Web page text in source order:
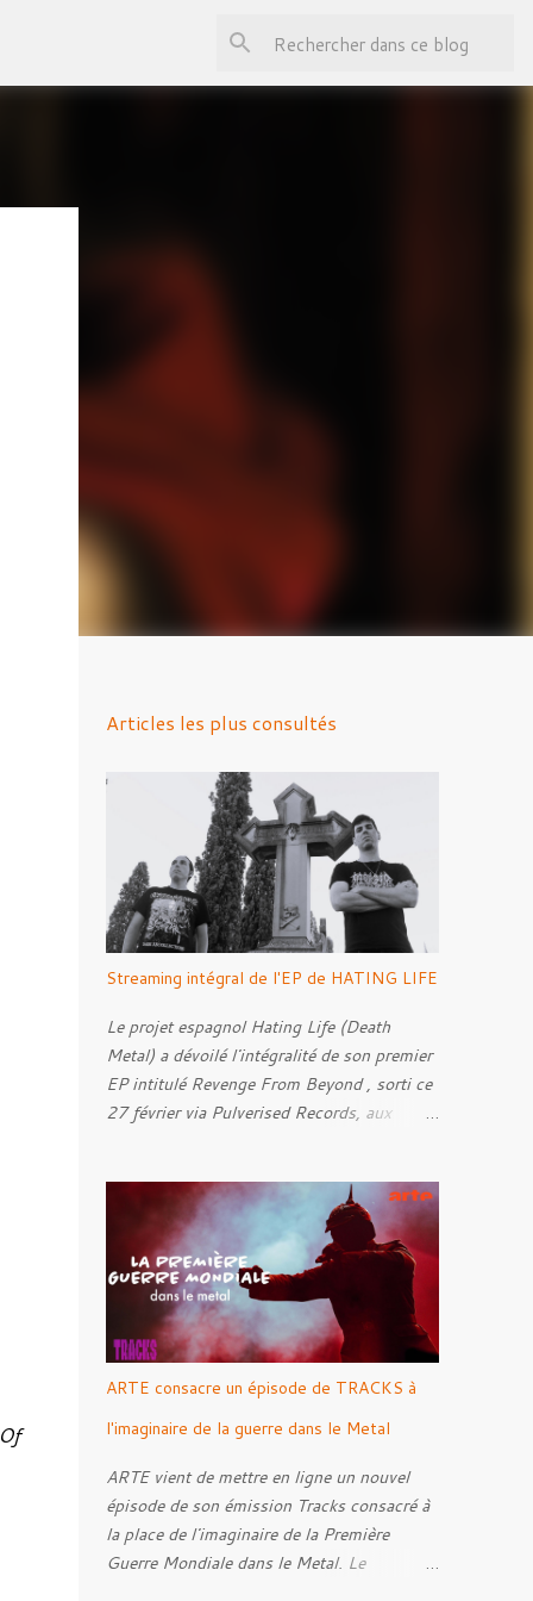
Articles les plus consultés
Streaming intégral de l'EP de HATING LIFE
Le projet espagnol Hating Life (Death
Metal) a dévoilé l'intégralité de son premier
EP intitulé Revenge From Beyond , sorti ce
27 février via Pulverised Records, aux
et mixé par Santi et l'artwork a été réalisé
par Luxi Lahtinen. Tracklist: 01. Into The
Grave 02. The Eternal Embrace 03. A
Somber Night 04. Rebellion Against The
Vile 05. Revenge From Beyond 06. The
Sense Of Fear
ARTE consacre un épisode de TRACKS à
l'imaginaire de la guerre dans le Metal
ARTE vient de mettre en ligne un nouvel
épisode de son émission Tracks consacré à
la place de l'imaginaire de la Première
Guerre Mondiale dans le Metal. Le